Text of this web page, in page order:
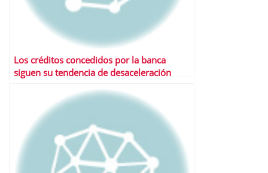
Los créditos concedidos por la banca
siguen su tendencia de desaceleración